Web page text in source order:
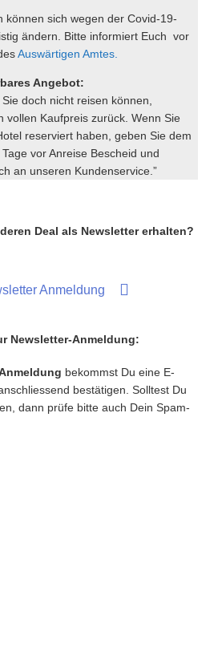
können sich wegen der Covid-19-
ändern. Bitte informiert Euch vor
Auswärtigen Amtes.
Angebot:
doch nicht reisen können,
vollen Kaufpreis zurück. Wenn Sie
reserviert haben, geben Sie dem
vor Anreise Bescheid und
an unseren Kundenservice.”
Deal als Newsletter erhalten?
Anmeldung
Newsletter-Anmeldung:
bekommst Du eine E-
bestätigen. Solltest Du
dann prüfe bitte auch Dein Spam-